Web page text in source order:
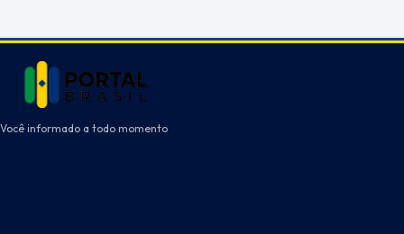
Você informado a todo momento